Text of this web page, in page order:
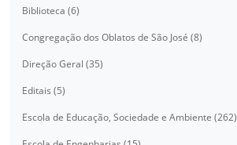
Biblioteca (6)
Congregação dos Oblatos de São José (8)
Direção Geral (35)
Editais (5)
Escola de Educação, Sociedade e Ambiente (262)